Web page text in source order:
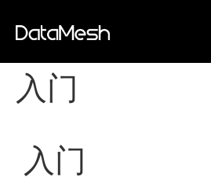
入门
入门